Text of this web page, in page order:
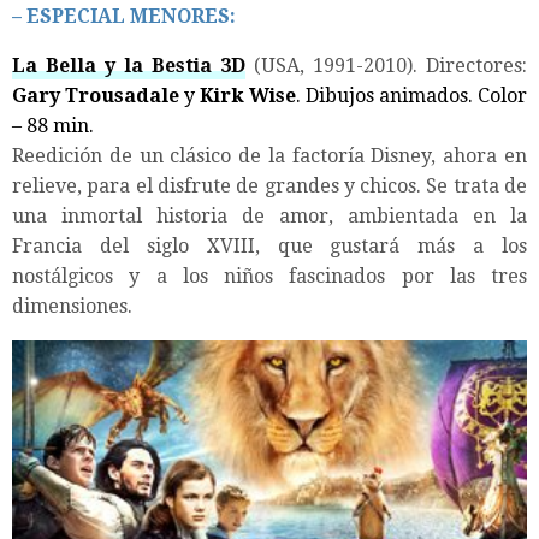
– ESPECIAL MENORES:
La Bella y la Bestia 3D (USA, 1991-2010). Directores:
Gary Trousadale y Kirk Wise. Dibujos animados. Color
– 88 min.
Reedición de un clásico de la factoría Disney, ahora en
relieve, para el disfrute de grandes y chicos. Se trata de
una inmortal historia de amor, ambientada en la
Francia del siglo XVIII, que gustará más a los
nostálgicos y a los niños fascinados por las tres
dimensiones.